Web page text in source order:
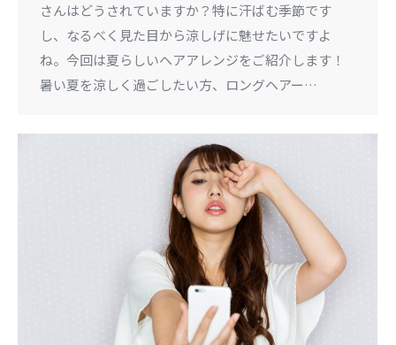
さんはどうされていますか？特に汗ばむ季節です
し、なるべく見た目から涼しげに魅せたいですよ
ね。今回は夏らしいヘアアレンジをご紹介します！
暑い夏を涼しく過ごしたい方、ロングヘアー…